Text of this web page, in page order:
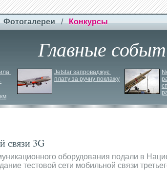
Фотогалереи / Конкурсы
Главные
Jetstar запроваджує
плату за ручну поклажу
связи 3G
оборудования подали в
тестовой сети мобильной связи